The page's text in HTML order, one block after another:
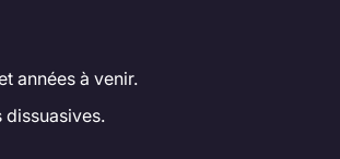
années à venir.